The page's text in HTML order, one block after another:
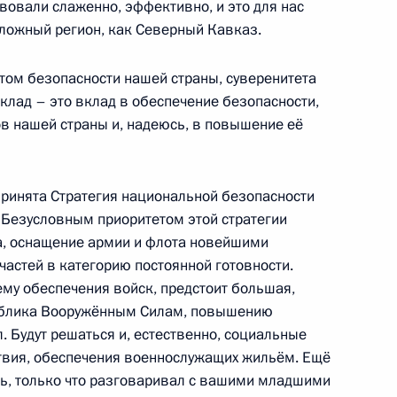
форума
лауреатами конкурса
победителя конкурса 1
слаженно, эффективно, и это для нас
регион, как Северный Кавказ.
безопасности нашей страны, суверенитета
– это вклад в обеспечение безопасности,
нашей страны и, надеюсь, в повышение её
Стратегия национальной безопасности
приоритетом этой стратегии
оснащение армии и флота новейшими
в категорию постоянной готовности.
обеспечения войск, предстоит большая,
Вооружённым Силам, повышению
решаться и, естественно, социальные
обеспечения военнослужащих жильём. Ещё
только что разговаривал с вашими младшими